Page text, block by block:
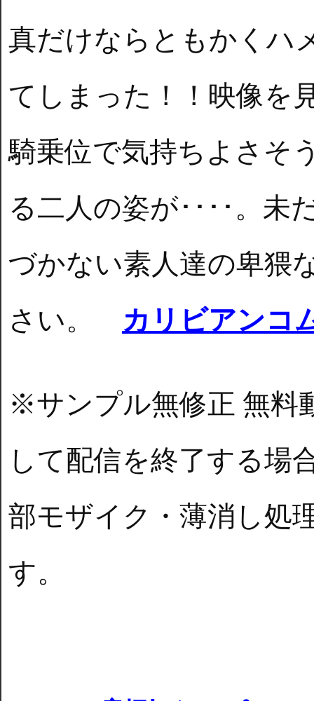
真だけならともかくハ
てしまった！！映像を
騎乗位で気持ちよさそ
る二人の姿が････。未
づかない素人達の卑猥
さい。 カリビアンコ
※サンプル無修正 無料
して配信を終了する
部モザイク・薄消し処
す。